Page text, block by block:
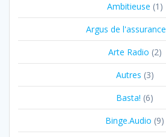
Ambitieuse (1)
Argus de l'assurance
Arte Radio (2)
Autres (3)
Basta! (6)
Binge.Audio (9)